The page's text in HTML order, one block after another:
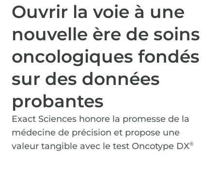
Ouvrir la voie à une
nouvelle ère de soins
oncologiques fondés
sur des données
probantes
Exact Sciences honore la promesse de la
médecine de précision et propose une
valeur tangible avec le test Oncotype DX®